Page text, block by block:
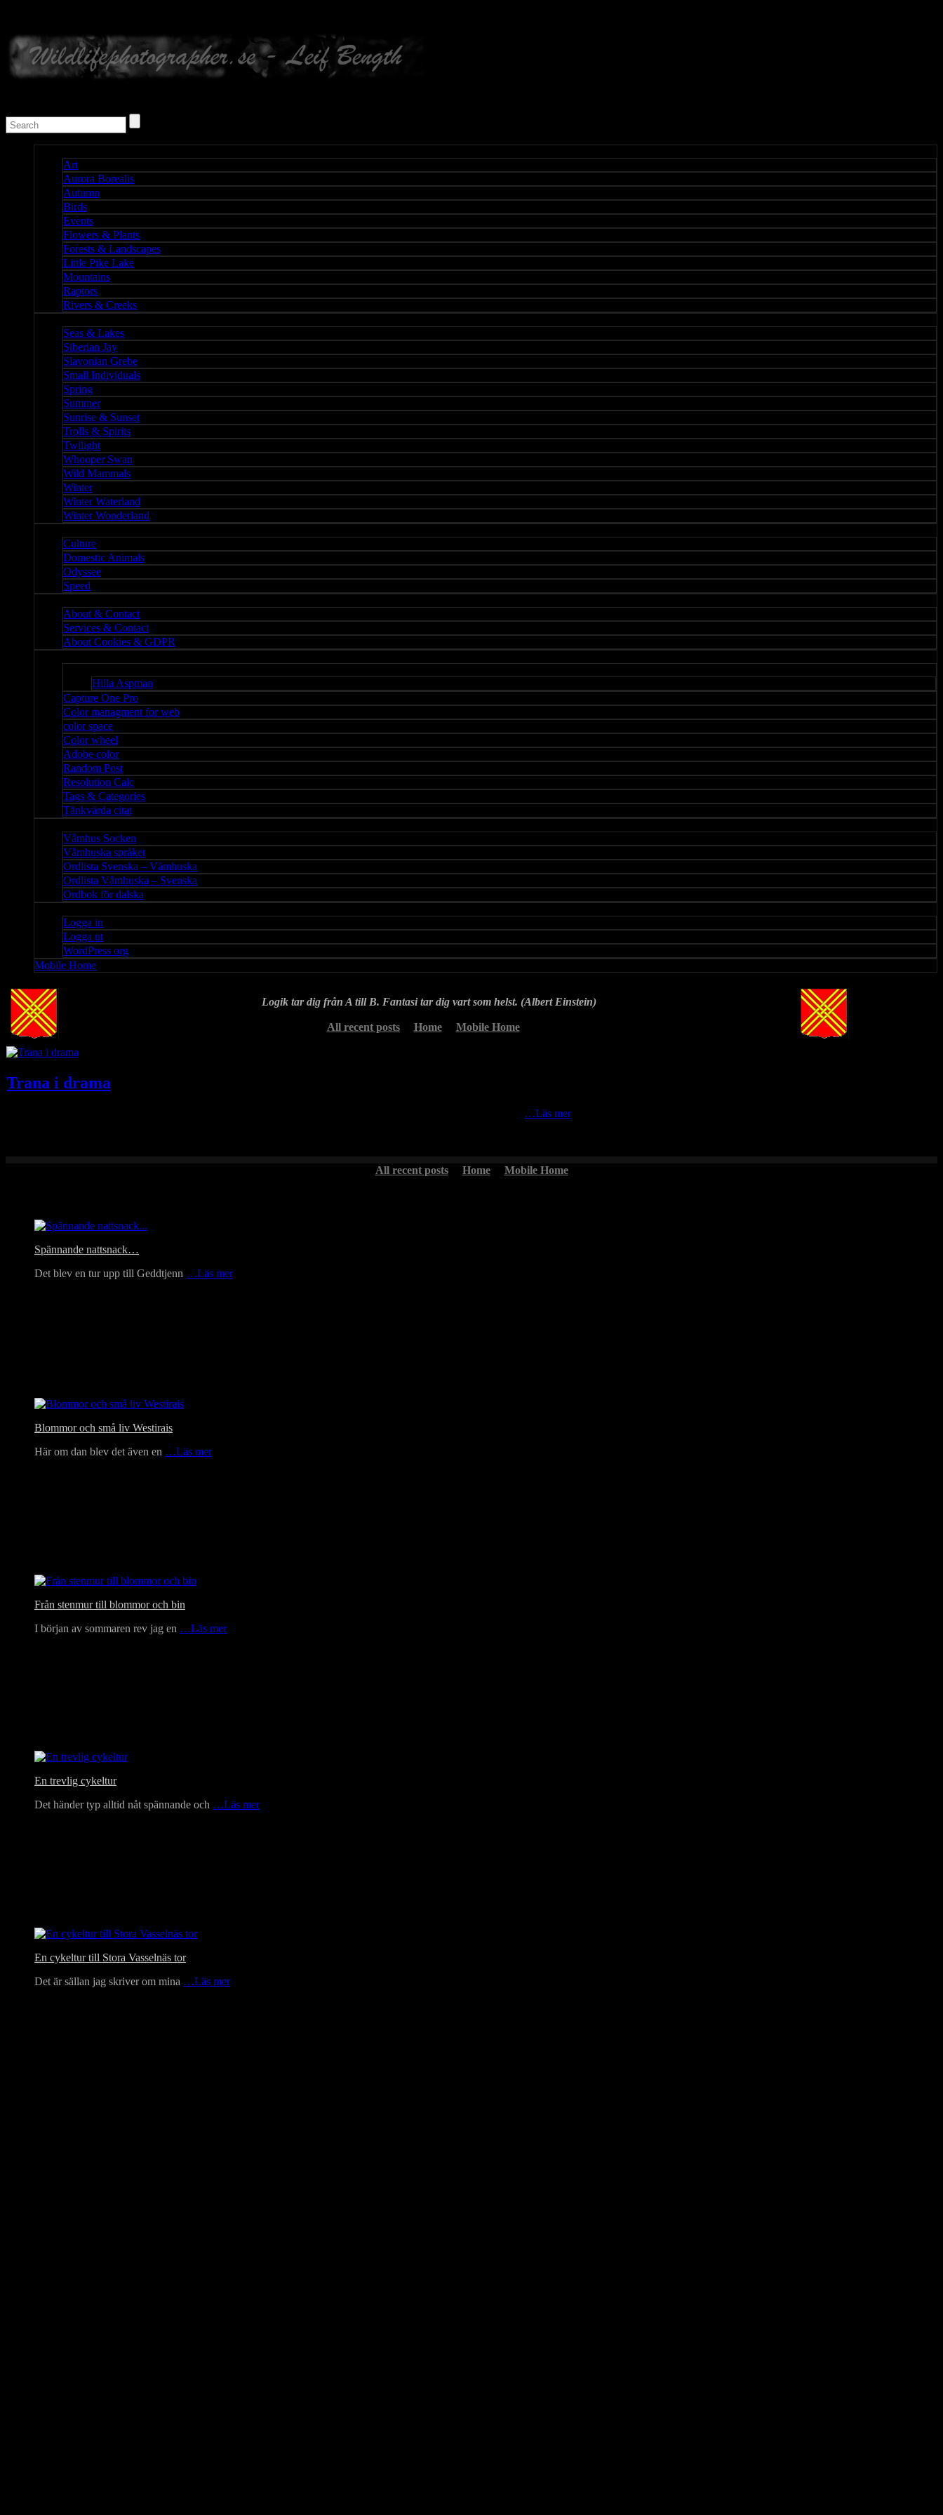
Art
Aurora Borealis
Autumn
Birds
Events
Flowers & Plants
Forests & Landscapes
Little Pike Lake
Mountains
Raptors
Rivers & Creeks
Seas & Lakes
Siberian Jay
Slavonian Grebe
Small Individuals
Spring
Summer
Sunrise & Sunset
Trolls & Spirits
Twilight
Whooper Swan
Wild Mammals
Winter
Winter Waterland
Winter Wonderland
Culture
Domestic Animals
Odyssee
Speed
About & Contact
Services & Contact
About Cookies & GDPR
Hilla Aspman
Capture One Pro
Color managment for web
color space
Color wheel
Adobe color
Random Post
Resolution Calc
Tags & Categories
Tänkvärda citat
Våmhus Socken
Våmhuska språket
Ordlista Svenska – Våmhuska
Ordlista Våmhuska – Svenska
Ordbok för dalska
Logga in
Logga ut
WordPress org
Mobile Home
Logik tar dig från A till B. Fantasi tar dig vart som helst. (Albert Einstein)
All recent posts Home Mobile Home
Trana i drama
…Läs mer
All recent posts Home Mobile Home
Spännande nattsnack…
Det blev en tur upp till Geddtjenn …Läs mer
Blommor och små liv Westirais
Här om dan blev det även en …Läs mer
Från stenmur till blommor och bin
I början av sommaren rev jag en …Läs mer
En trevlig cykeltur
Det händer typ alltid nåt spännande och …Läs mer
En cykeltur till Stora Vasselnäs tor
Det är sällan jag skriver om mina …Läs mer